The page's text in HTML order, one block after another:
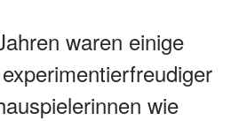
waren einige
wie